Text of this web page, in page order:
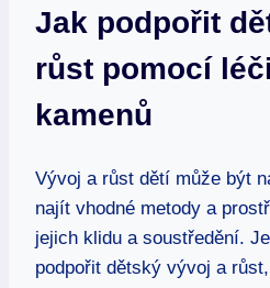
Jak podpořit
růst pomocí
kamenů
Vývoj a růst dětí může být
najít vhodné metody a
jejich klidu a soustředění.
podpořit dětský vývoj a